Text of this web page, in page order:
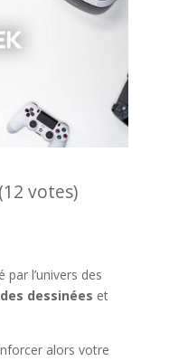
votes)
l’univers des
dessinées et
alors votre